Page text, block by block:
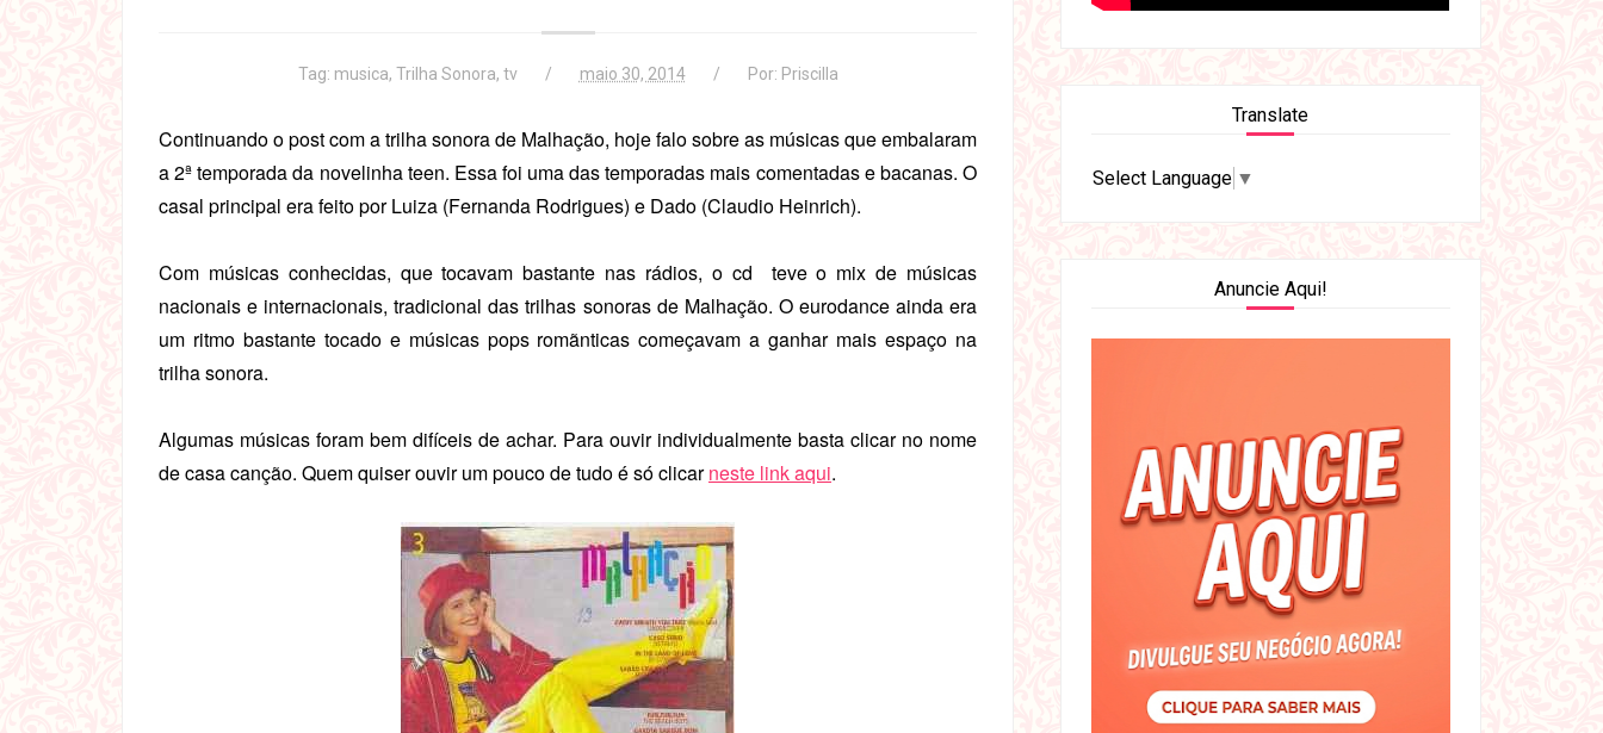
Tag: musica, Trilha Sonora, tv maio 30, 2014 Por: Priscilla
Continuando o post com a trilha sonora de Malhação, hoje falo sobre as músicas que embalaram
a 2ª temporada da novelinha teen. Essa foi uma das temporadas mais comentadas e bacanas. O
casal principal era feito por Luiza (Fernanda Rodrigues) e Dado (Claudio Heinrich).
Com músicas conhecidas, que tocavam bastante nas rádios, o cd teve o mix de músicas
nacionais e internacionais, tradicional das trilhas sonoras de Malhação. O eurodance ainda era
um ritmo bastante tocado e músicas pops romãnticas começavam a ganhar mais espaço na
trilha sonora.
Algumas músicas foram bem difíceis de achar. Para ouvir individualmente basta clicar no nome
de casa canção. Quem quiser ouvir um pouco de tudo é só clicarneste link aqui.
Translate
Select Language ▼
Anuncie Aqui!